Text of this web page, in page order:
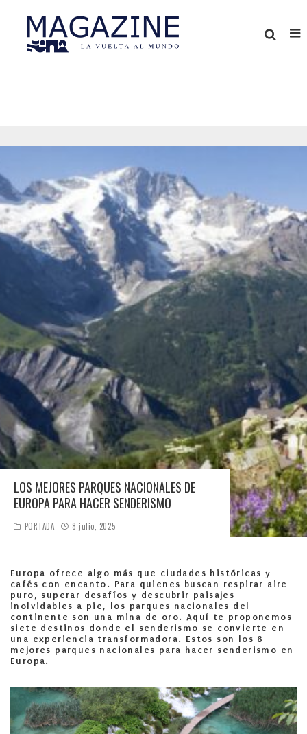
LOS MEJORES PARQUES NACIONALES DE
EUROPA PARA HACER SENDERISMO
PORTADA 8 julio, 2025
Europa ofrece algo más que ciudades históricas y
cafés con encanto. Para quienes buscan respirar aire
puro, superar desafíos y descubrir paisajes
inolvidables a pie, los parques nacionales del
continente son una mina de oro. Aquí te proponemos
siete destinos donde el senderismo se convierte en
una experiencia transformadora. Estos son los 8
mejores parques nacionales para hacer senderismo en
Europa.